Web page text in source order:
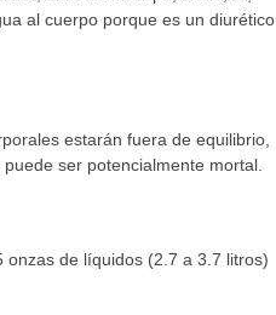
al cuerpo porque es un diurético.
estarán fuera de equilibrio,
ser potencialmente mortal.
de líquidos (2.7 a 3.7 litros)